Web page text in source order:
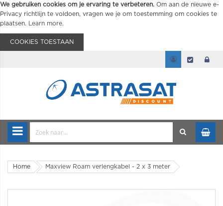
We gebruiken cookies om je ervaring te verbeteren. Om aan de nieuwe e-
Privacy richtlijn te voldoen, vragen we je om toestemming om cookies te
plaatsen.
Learn more.
COOKIES TOESTAAN
Home Maxview Roam verlengkabel - 2 x 3 meter